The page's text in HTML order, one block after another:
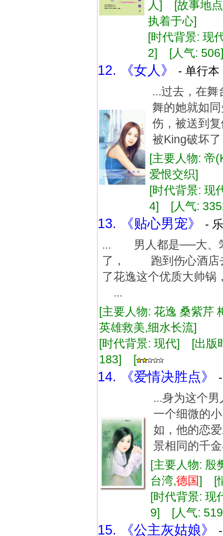
人] [故事地点
执着于心]
[时代背景: 现
2] [人气:
12. 《女人》
- 单行
...过去，在
舞的她就如
伤，被送到
被King破坏
[主要人物:
爱恨交织]
[时代背景:
4] [人气:
13. 《贴心男宠》
-
... 男人都是──大、
了， 跑到伤心酒店
了花逸这个优质大帅
...
[主要人物: 花逸 桑紫
英雄救美,细水长流]
[时代背景: 现代] [出
183] [
14. 《爱情决胜点》
...身为这个
一个细微的
如，他的恋
景相同的千
[主要人物: 殷
台湾,德国] [
[时代背景:
9] [人气:
15. 《公主灰姑娘》